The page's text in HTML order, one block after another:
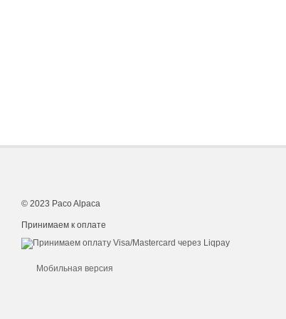
© 2023 Paco Alpaca
Принимаем к оплате
Мобильная версия